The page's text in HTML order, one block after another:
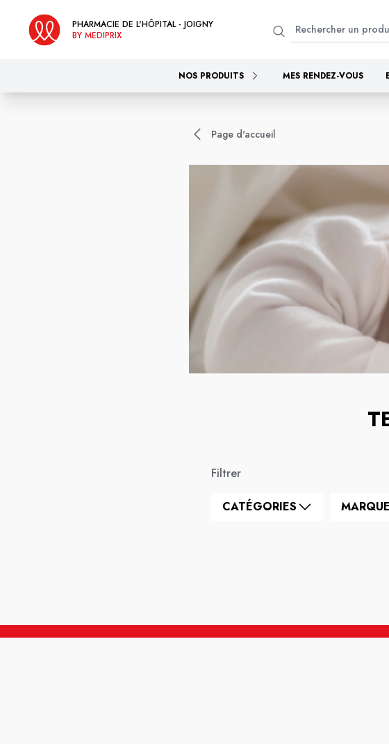
PHARMACIE DE L'HÔPITAL - JOIGNY
BY MEDIPRIX
NOS PRODUITS MES RENDEZ-VOUS
Page d'accueil
Filtrer
CATÉGORIES